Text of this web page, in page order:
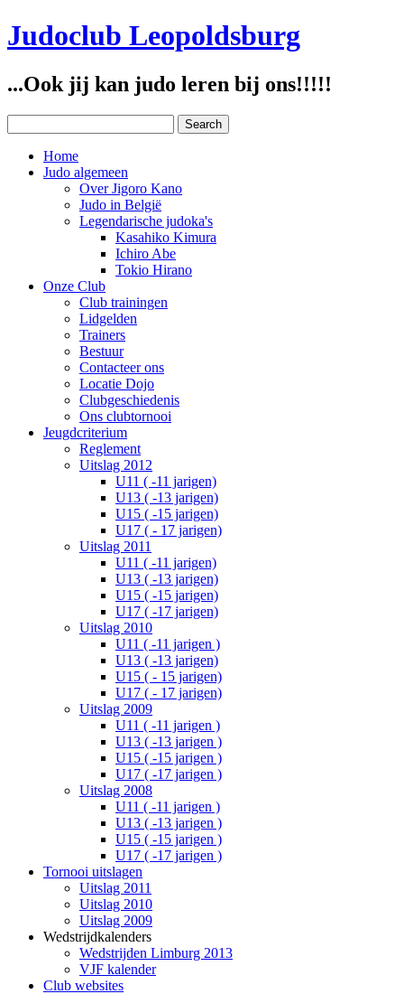
Judoclub Leopoldsburg
...Ook jij kan judo leren bij ons!!!!!
Home
Judo algemeen
Over Jigoro Kano
Judo in België
Legendarische judoka's
Kasahiko Kimura
Ichiro Abe
Tokio Hirano
Onze Club
Club trainingen
Lidgelden
Trainers
Bestuur
Contacteer ons
Locatie Dojo
Clubgeschiedenis
Ons clubtornooi
Jeugdcriterium
Reglement
Uitslag 2012
U11 ( -11 jarigen)
U13 ( -13 jarigen)
U15 ( -15 jarigen)
U17 ( - 17 jarigen)
Uitslag 2011
U11 ( -11 jarigen)
U13 ( -13 jarigen)
U15 ( -15 jarigen)
U17 ( -17 jarigen)
Uitslag 2010
U11 ( -11 jarigen )
U13 ( -13 jarigen)
U15 ( - 15 jarigen)
U17 ( - 17 jarigen)
Uitslag 2009
U11 ( -11 jarigen )
U13 ( -13 jarigen )
U15 ( -15 jarigen )
U17 ( -17 jarigen )
Uitslag 2008
U11 ( -11 jarigen )
U13 ( -13 jarigen )
U15 ( -15 jarigen )
U17 ( -17 jarigen )
Tornooi uitslagen
Uitslag 2011
Uitslag 2010
Uitslag 2009
Wedstrijdkalenders
Wedstrijden Limburg 2013
VJF kalender
Club websites